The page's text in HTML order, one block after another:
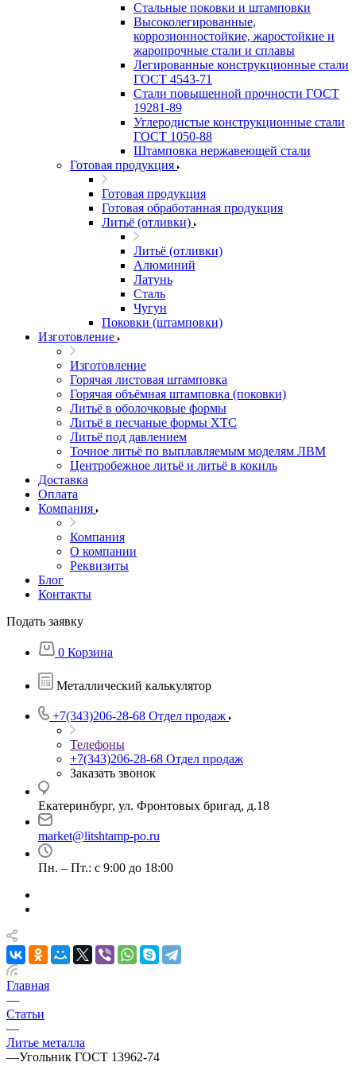
Стальные поковки и штамповки
Высоколегированные,
коррозионностойкие, жаростойкие и
жаропрочные стали и сплавы
Легированные конструкционные стали
ГОСТ 4543-71
Стали повышенной прочности ГОСТ
19281-89
Углеродистые конструкционные стали
ГОСТ 1050-88
Штамповка нержавеющей стали
Готовая продукция
Готовая продукция
Готовая обработанная продукция
Литьё (отливки)
Литьё (отливки)
Алюминий
Латунь
Сталь
Чугун
Поковки (штамповки)
Изготовление
Изготовление
Горячая листовая штамповка
Горячая объёмная штамповка (поковки)
Литьё в оболочковые формы
Литьё в песчаные формы ХТС
Литьё под давлением
Точное литьё по выплавляемым моделям ЛВМ
Центробежное литьё и литьё в кокиль
Доставка
Оплата
Компания
Компания
О компании
Реквизиты
Блог
Контакты
Подать заявку
0 Корзина
Металлический калькулятор
+7(343)206-28-68 Отдел продаж
Телефоны
+7(343)206-28-68 Отдел продаж
Заказать звонок
Екатеринбург, ул. Фронтовых бригад, д.18
market@litshtamp-po.ru
Пн. – Пт.: с 9:00 до 18:00
Главная
—
Статьи
—
Литье металла
—Угольник ГОСТ 13962-74